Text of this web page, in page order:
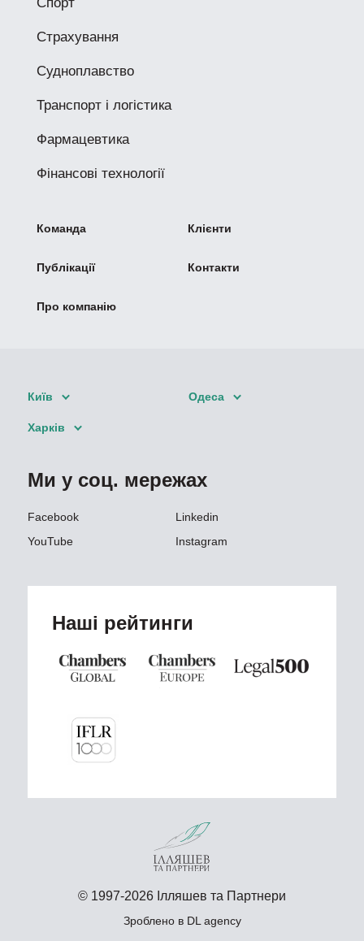
Страхування
Судноплавство
Транспорт і логістика
Фармацевтика
Фінансові технології
Команда Клієнти
Публікації Контакти
Про компанію
Київ Одеса
Харків
Ми у соц. мережах
Facebook
Linkedin
YouTube
Instagram
Наші рейтинги
© 1997-2026 Ілляшев та Партнери
Зроблено в DL agency